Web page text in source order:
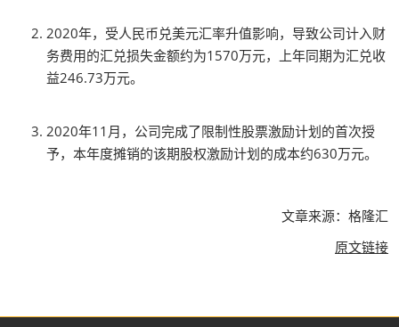
2020年，受人民币兑美元汇率升值影响，导致公司计入财
务费用的汇兑损失金额约为1570万元，上年同期为汇兑收
益246.73万元。
2020年11月，公司完成了限制性股票激励计划的首次授
予，本年度摊销的该期股权激励计划的成本约630万元。
文章来源：格隆汇
原文链接